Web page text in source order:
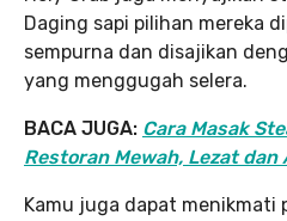
Daging sapi pilihan mereka
sempurna dan disajikan
yang menggugah selera.
BACA JUGA: Cara Masak
Restoran Mewah, Lezat dan
Kamu juga dapat menikmati